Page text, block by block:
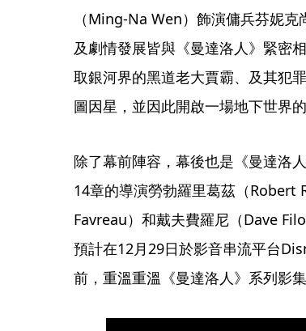
（Ming-Na Wen）飾演傭兵芬妮
及劇情發展皆與《曼達洛人》緊密
取銀河界的黑道老大賈霸、及其犯
圖因星，並因此開啟一場地下世界的
除了幕前陣容，幕後也是《曼達洛
14章的導演勞勃羅里葛茲（Robert
Favreau）和戴夫費羅尼（Dave
預計在12月29日於影音串流平台
前，重溫重溫《曼達洛人》系列影集